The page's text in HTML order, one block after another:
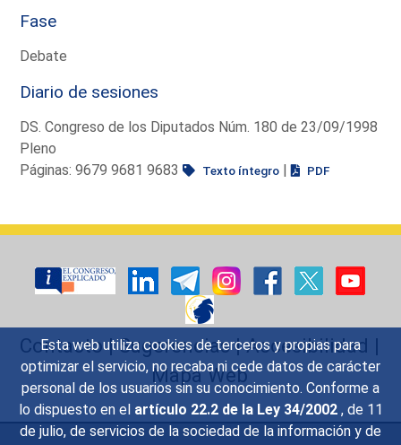
Esta web utiliza cookies de terceros y propias para
optimizar el servicio, no recaba ni cede datos de carácter
personal de los usuarios sin su conocimiento. Conforme a
lo dispuesto en el artículo 22.2 de la Ley 34/2002 , de 11
de julio, de servicios de la sociedad de la información y de
Fase
Debate
Diario de sesiones
DS. Congreso de los Diputados Núm. 180 de 23/09/1998
Pleno
Páginas: 9679 9681 9683
Texto íntegro | PDF
Contacto|Sugerencias|Accesibilidad |
Mapa Web